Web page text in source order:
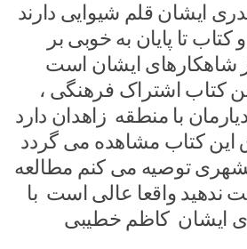
ایشان قلم شیوایی دارند
کتاب تا پایان به خوبی بر
شاهکارهای ایشان است
کتاب اشتراک فرهنگی ،
با منطقه زاهدان دارد
این کتاب مشاهده می گردد
توصیه می کنم مطالعه
ندهید واقعا عالی است با
ایشان کاظم خطیبی